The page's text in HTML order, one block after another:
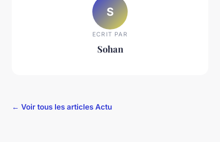
S
ECRIT PAR
Sohan
← Voir tous les articles Actu